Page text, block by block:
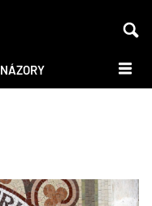
NÁZORY DALŠÍ